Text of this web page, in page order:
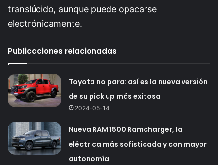
translúcido, aunque puede opacarse
electrónicamente.
Publicaciones relacionadas
Toyota no para: así es la nueva versión
de su pick up más exitosa
2024-05-14
Nueva RAM 1500 Ramcharger, la
eléctrica más sofisticada y con mayor
autonomía